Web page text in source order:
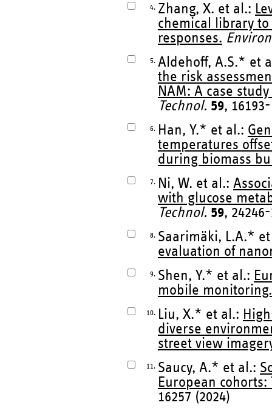
4. Zhang, X. et al.:
chemical library
responses.
5. Aldehoff, A.S.* et
the risk
NAM: A case
Technol. 59,
6. Han, Y.* et al.:
temperatures
during biomass
7. Ni, W. et al.:
with glucose
Technol. 59,
8. Saarimäki, L.A.*
evaluation of
9. Shen, Y.* et al.:
mobile monitoring.
10. Liu, X.* et al.:
diverse
street view
11. Saucy, A.* et al.:
European cohorts:
16257 (2024)